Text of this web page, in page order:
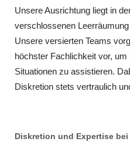
Unsere Ausrichtung liegt in
verschlossenen
Unsere versierten Teams
höchster Fachlichkeit vor,
Situationen zu assistieren.
Diskretion stets vertraulich
Diskretion und Expertise